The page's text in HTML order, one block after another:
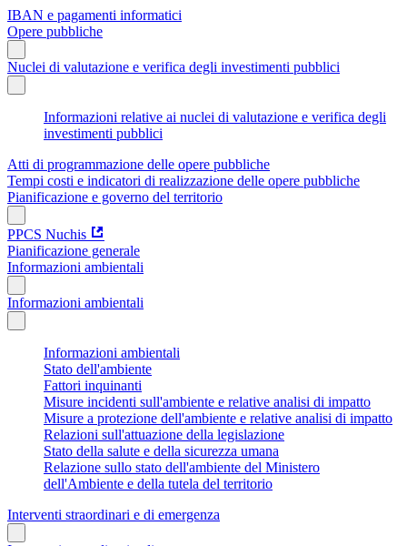
IBAN e pagamenti informatici
Opere pubbliche
Nuclei di valutazione e verifica degli investimenti pubblici
Informazioni relative ai nuclei di valutazione e verifica degli
investimenti pubblici
Atti di programmazione delle opere pubbliche
Tempi costi e indicatori di realizzazione delle opere pubbliche
Pianificazione e governo del territorio
PPCS Nuchis
Pianificazione generale
Informazioni ambientali
Informazioni ambientali
Informazioni ambientali
Stato dell'ambiente
Fattori inquinanti
Misure incidenti sull'ambiente e relative analisi di impatto
Misure a protezione dell'ambiente e relative analisi di impatto
Relazioni sull'attuazione della legislazione
Stato della salute e della sicurezza umana
Relazione sullo stato dell'ambiente del Ministero
dell'Ambiente e della tutela del territorio
Interventi straordinari e di emergenza